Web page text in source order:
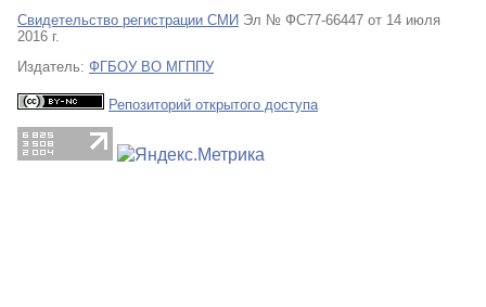
Свидетельство регистрации СМИ Эл № ФС77-66447 от 14 июля
2016 г.
Издатель: ФГБОУ ВО МГППУ
Репозиторий открытого доступа